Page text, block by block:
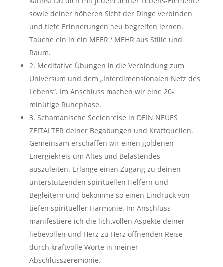
sowie deiner höheren Sicht der Dinge verbinden
und tiefe Erinnerungen neu begreifen lernen.
Tauche ein in ein MEER / MEHR aus Stille und
Raum.
2. Meditative Übungen in die Verbindung zum
Universum und dem „Interdimensionalen Netz des
Lebens“. Im Anschluss machen wir eine 20-
minütige Ruhephase.
3. Schamanische Seelenreise in DEIN NEUES
ZEITALTER deiner Begabungen und Kraftquellen.
Gemeinsam erschaffen wir einen goldenen
Energiekreis um Altes und Belastendes
auszuleiten. Erlange einen Zugang zu deinen
unterstützenden spirituellen Helfern und
Begleitern und bekomme so einen Eindruck von
tiefen spiritueller Harmonie. Im Anschluss
manifestiere ich die lichtvollen Aspekte deiner
liebevollen und Herz zu Herz öffnenden Reise
durch kraftvolle Worte in meiner
Abschlusszeremonie.